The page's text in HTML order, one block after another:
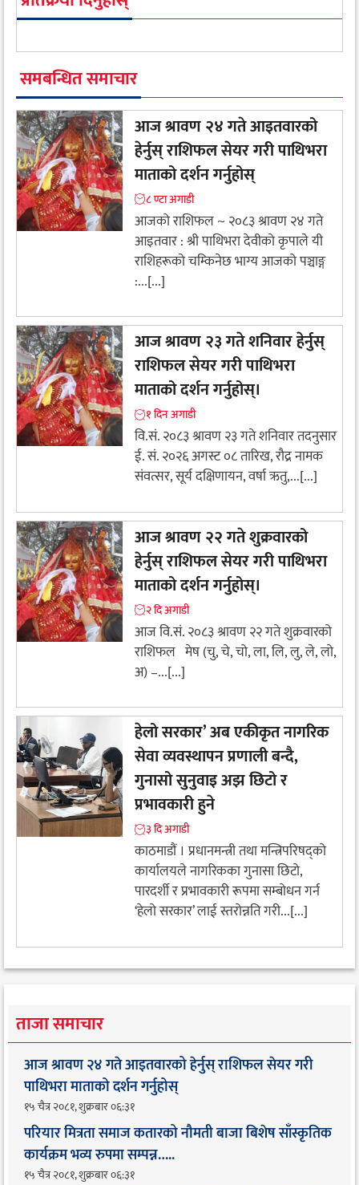
समबन्धित समाचार
आज श्रावण २४ गते आइतवारको
हेर्नुस् राशिफल सेयर गरी पाथिभरा
माताको दर्शन गर्नुहोस्
८ ण्टा अगाडी
आजको राशिफल ~ २०८३ श्रावण २४ गते
आइतवार : श्री पाथिभरा देवीकाे कृपाले यी
राशिहरूकाे चम्किनेछ भाग्य आजको पञ्चाङ्ग
:...[...]
आज श्रावण २३ गते शनिवार हेर्नुस्
राशिफल सेयर गरी पाथिभरा
माताको दर्शन गर्नुहोस्।
१ दिन अगाडी
वि.सं. २०८३ श्रावण २३ गते शनिवार तदनुसार
ई. सं. २०२६ अगस्ट ०८ तारिख, रौद्र नामक
संवत्सर, सूर्य दक्षिणायन, वर्षा ऋतु,...[...]
आज श्रावण २२ गते शुक्रवारको
हेर्नुस् राशिफल सेयर गरी पाथिभरा
माताको दर्शन गर्नुहोस्।
२ दि अगाडी
आज वि.सं. २०८३ श्रावण २२ गते शुक्रवारको
राशिफल मेष (चु, चे, चो, ला, लि, लु, ले, लो,
अ) –...[...]
हेलो सरकार’ अब एकीकृत नागरिक
सेवा व्यवस्थापन प्रणाली बन्दै,
गुनासो सुनुवाइ अझ छिटो र
प्रभावकारी हुने
३ दि अगाडी
काठमाडौं । प्रधानमन्त्री तथा मन्त्रिपरिषद्को
कार्यालयले नागरिकका गुनासा छिटो,
पारदर्शी र प्रभावकारी रूपमा सम्बोधन गर्न
‘हेलो सरकार’ लाई स्तरोन्नति गरी...[...]
ताजा समाचार
आज श्रावण २४ गते आइतवारको हेर्नुस् राशिफल सेयर गरी
पाथिभरा माताको दर्शन गर्नुहोस्
१५ चैत्र २०८१, शुक्रबार ०६:३१
परियार मित्रता समाज कतारको नौमती बाजा बिशेष साँस्कृतिक
कार्यक्रम भव्य रुपमा सम्पन्न…..
१५ चैत्र २०८१, शुक्रबार ०६:३१